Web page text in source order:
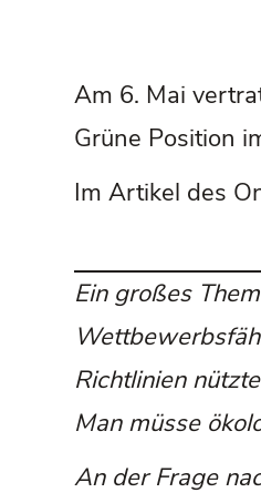
Am 6. Mai
Grüne Position
Im Artikel des
Ein großes
Richtlinien
Man müsse
An der Frage